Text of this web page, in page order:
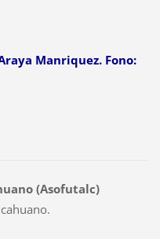
Manriquez. Fono:
(Asofutalc)